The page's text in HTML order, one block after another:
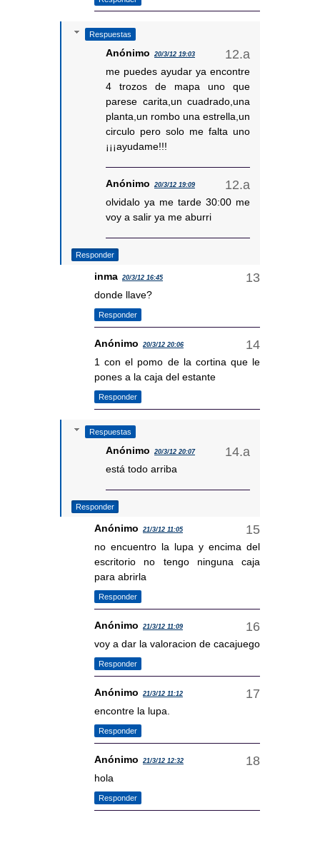
Respuestas
Anónimo 20/3/12 19:03
me puedes ayudar ya encontre
4 trozos de mapa uno que
parese carita,un cuadrado,una
planta,un rombo una estrella,un
circulo pero solo me falta uno
¡¡¡ayudame!!!
Anónimo 20/3/12 19:09
olvidalo ya me tarde 30:00 me
voy a salir ya me aburri
Responder
inma 20/3/12 16:45
donde llave?
Responder
Anónimo 20/3/12 20:06
1 con el pomo de la cortina que le
pones a la caja del estante
Responder
Respuestas
Anónimo 20/3/12 20:07
está todo arriba
Responder
Anónimo 21/3/12 11:05
no encuentro la lupa y encima del
escritorio no tengo ninguna caja
para abrirla
Responder
Anónimo 21/3/12 11:09
voy a dar la valoracion de cacajuego
Responder
Anónimo 21/3/12 11:12
encontre la lupa.
Responder
Anónimo 21/3/12 12:32
hola
Responder